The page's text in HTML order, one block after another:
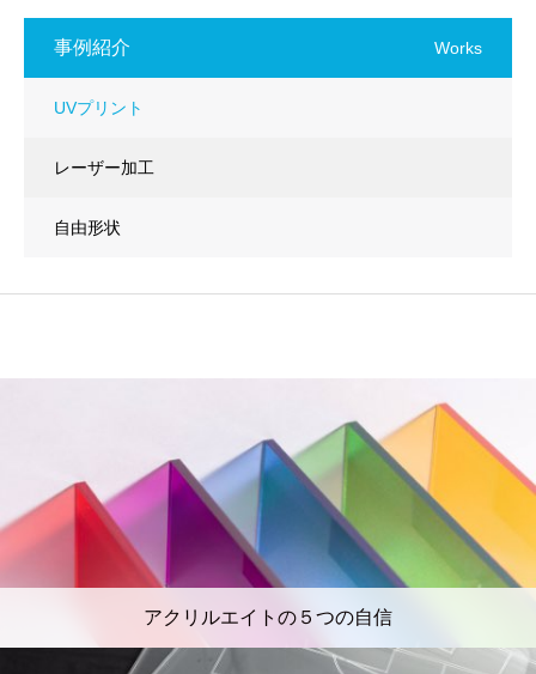
事例紹介 Works
UVプリント
レーザー加工
自由形状
アクリルエイトの５つの自信